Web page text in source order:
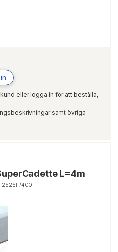
eller logga in för att beställa,
samt övriga
L=4m
2525F/400